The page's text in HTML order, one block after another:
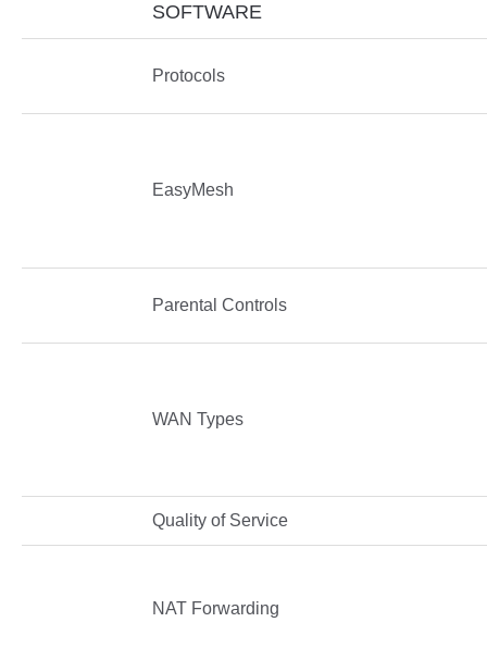
SOFTWARE
Protocols
EasyMesh
Parental Controls
WAN Types
Quality of Service
NAT Forwarding